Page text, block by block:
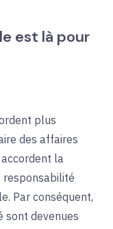
est là pour
plus
des affaires
la
responsabilité
Par conséquent,
sont devenues